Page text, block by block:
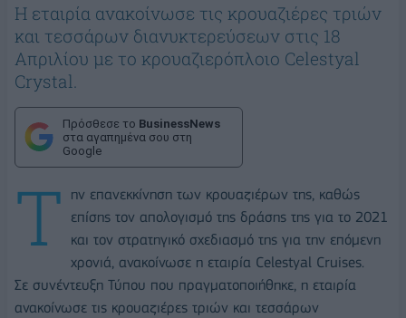
Η εταιρία ανακοίνωσε τις κρουαζιέρες τριών
και τεσσάρων διανυκτερεύσεων στις 18
Απριλίου με το κρουαζιερόπλοιο Celestyal
Crystal.
Πρόσθεσε το BusinessNews
στα αγαπημένα σου στη
Google
Τ
ην επανεκκίνηση των κρουαζιέρων της, καθώς
επίσης τον απολογισμό της δράσης της για το 2021
και τον στρατηγικό σχεδιασμό της για την επόμενη
χρονιά, ανακοίνωσε η εταιρία Celestyal Cruises.
Σε συνέντευξη Τύπου που πραγματοποιήθηκε, η εταιρία
ανακοίνωσε τις κρουαζιέρες τριών και τεσσάρων